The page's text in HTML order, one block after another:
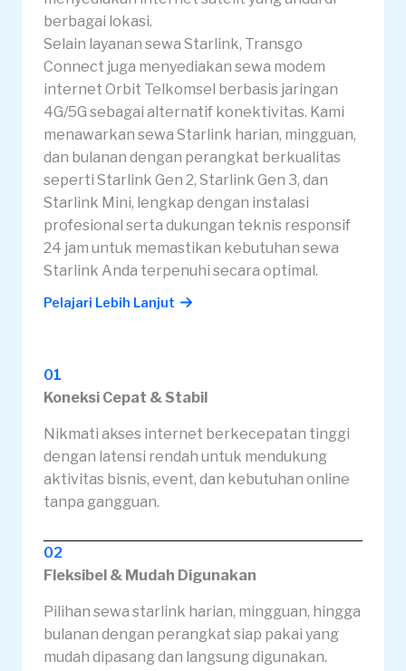
berbagai lokasi.
Selain layanan sewa Starlink, Transgo
Connect juga menyediakan sewa modem
internet Orbit Telkomsel berbasis jaringan
4G/5G sebagai alternatif konektivitas. Kami
menawarkan sewa Starlink harian, mingguan,
dan bulanan dengan perangkat berkualitas
seperti Starlink Gen 2, Starlink Gen 3, dan
Starlink Mini, lengkap dengan instalasi
profesional serta dukungan teknis responsif
24 jam untuk memastikan kebutuhan sewa
Starlink Anda terpenuhi secara optimal.
Pelajari Lebih Lanjut
01
Koneksi Cepat & Stabil
Nikmati akses internet berkecepatan tinggi
dengan latensi rendah untuk mendukung
aktivitas bisnis, event, dan kebutuhan online
tanpa gangguan.
02
Fleksibel & Mudah Digunakan
Pilihan sewa starlink harian, mingguan, hingga
bulanan dengan perangkat siap pakai yang
mudah dipasang dan langsung digunakan.